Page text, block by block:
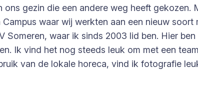
gezin die een andere weg heeft
waar wij werkten aan een nieuw
Someren, waar ik sinds 2003 lid ben. Hier
Ik vind het nog steeds leuk om met een
van de lokale horeca, vind ik fotografie